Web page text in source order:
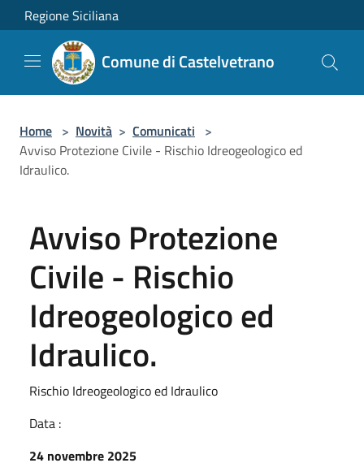
Salta al contenuto principale
Regione Siciliana
Comune di Castelvetrano
Home > Novità > Comunicati >
Avviso Protezione Civile - Rischio Idreogeologico ed
Idraulico.
Avviso Protezione
Civile - Rischio
Idreogeologico ed
Idraulico.
Rischio Idreogeologico ed Idraulico
Data :
24 novembre 2025